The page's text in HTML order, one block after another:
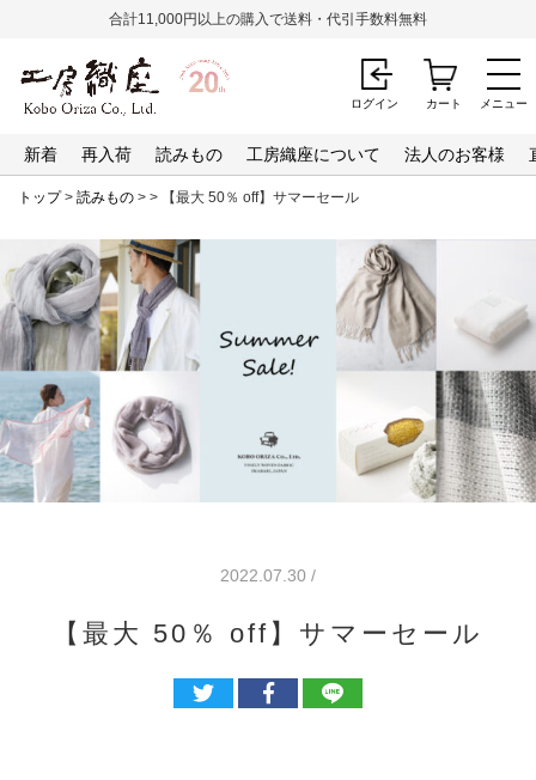
メニュー
合計11,000円以上の購入で送料・代引手数料無料
新着 再入荷 読みもの 工房織座について 法人のお客様
ログイン カート
トップ> 読みもの > > 【最大 50％ off】サマーセール
2022.07.30 /
【最大 50％ off】サマーセール